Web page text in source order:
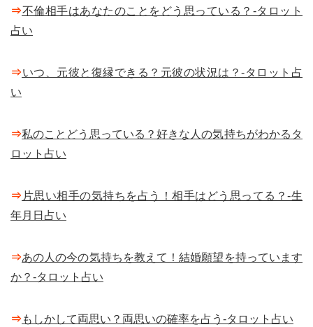
⇒不倫相手はあなたのことをどう思っている？-タロット
占い
⇒いつ、元彼と復縁できる？元彼の状況は？-タロット占
い
⇒私のことどう思っている？好きな人の気持ちがわかるタ
ロット占い
⇒ 片思い相手の気持ちを占う！相手はどう思ってる？-生
年月日占い
⇒あの人の今の気持ちを教えて！結婚願望を持っています
か？-タロット占い
⇒もしかして両思い？両思いの確率を占う-タロット占い